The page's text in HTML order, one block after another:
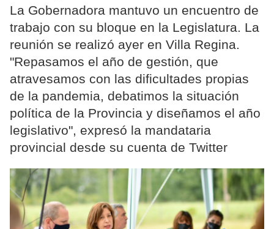
La Gobernadora mantuvo un encuentro de
trabajo con su bloque en la Legislatura. La
reunión se realizó ayer en Villa Regina.
"Repasamos el año de gestión, que
atravesamos con las dificultades propias
de la pandemia, debatimos la situación
política de la Provincia y diseñamos el año
legislativo", expresó la mandataria
provincial desde su cuenta de Twitter